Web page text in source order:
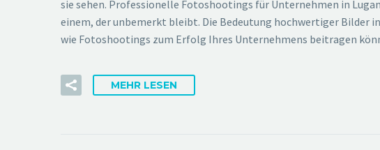
sie sehen. Professionelle Fotoshootings für Unternehmen in
einem, der unbemerkt bleibt. Die Bedeutung hochwertiger Bilder
wie Fotoshootings zum Erfolg Ihres Unternehmens beitragen
MEHR LESEN